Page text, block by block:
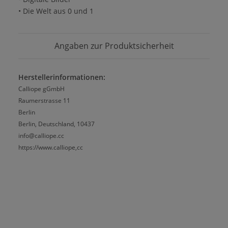
• Die Welt aus 0 und 1
Angaben zur Produktsicherheit
Herstellerinformationen:
Calliope gGmbH
Raumerstrasse 11
Berlin
Berlin, Deutschland, 10437
info@calliope.cc
https://www.calliope,cc